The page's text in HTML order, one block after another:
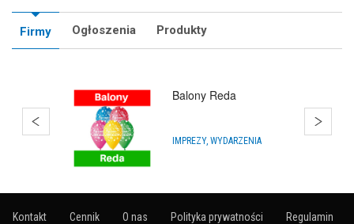
Firmy Ogłoszenia Produkty
Balony Kosakowo
DEKORACJA SAL I OBIEKTÓW
Kontakt Cennik O nas Polityka prywatności
Regulamin